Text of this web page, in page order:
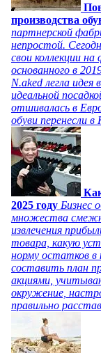
производства
партнерской
непростой.
свои коллекции
основанного в
N.aked легла
идеальной
отшивалась в
обуви перенесли
2025 году Бизнес
множества
извлечения
товара, какую
норму остатков в
составить план
акциями,
окружение,
правильно